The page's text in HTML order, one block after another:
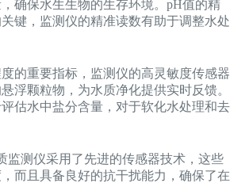
确保水生生物的生存环境。pH值的精
键，监测仪的精准读数有助于调整水处
的重要指标，监测仪的高灵敏度传感器
浮颗粒物，为水质净化提供实时反馈。
估水中盐分含量，对于软化水处理和去
监测仪采用了先进的传感器技术，这些
而且具备良好的抗干扰能力，确保了在